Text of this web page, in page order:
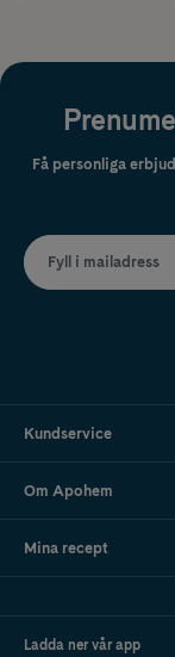
Få personliga
Fyll i mailadress
Kundservice
Om Apohem
Mina recept
Ladda ner vår app